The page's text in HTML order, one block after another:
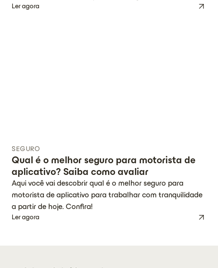
Ler agora
SEGURO
Qual é o melhor seguro para motorista de
aplicativo? Saiba como avaliar
Aqui você vai descobrir qual é o melhor seguro para
motorista de aplicativo para trabalhar com tranquilidade
a partir de hoje. Confira!
Ler agora